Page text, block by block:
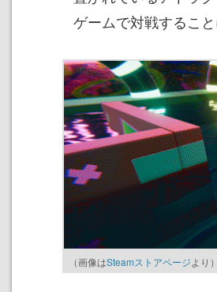
ゲームで対戦すること
（画像はSteamストアページより）